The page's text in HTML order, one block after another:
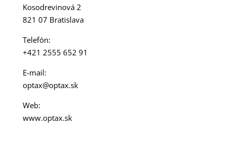
Kosodrevinová 2
821 07 Bratislava
Telefón:
+421 2555 652 91
E-mail:
optax@optax.sk
Web:
www.optax.sk